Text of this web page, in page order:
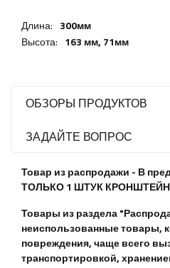
Длина: 300мм
Высота: 163 мм, 71мм
ОБЗОРЫ ПРОДУКТОВ
ЗАДАЙТЕ ВОПРОС
Товар из распродажи - В
ТОЛЬКО 1 ШТУК
Товары из раздела
неиспользованные товары,
повреждения, чаще всего
транспортировкой,